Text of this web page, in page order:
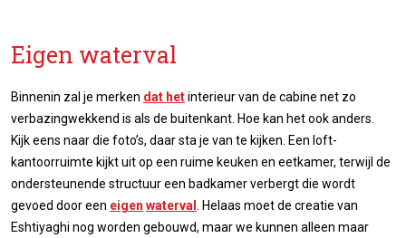
Eigen waterval
Binnenin zal je merken dat hetinterieur van de cabine net zo
verbazingwekkend is als de buitenkant. Hoe kan het ook anders.
Kijk eens naar die foto’s, daar sta je van te kijken. Een loft-
kantoorruimte kijkt uit op een ruime keuken en eetkamer, terwijl de
ondersteunende structuur een badkamer verbergt die wordt
gevoed door een eigen waterval
. Helaas moet de creatie van
Eshtiyaghi nog worden gebouwd, maar we kunnen alleen maar